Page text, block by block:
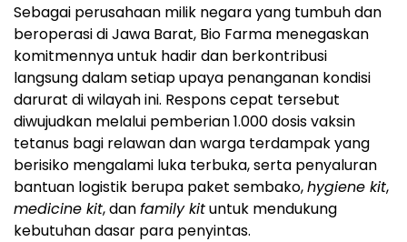
Sebagai perusahaan milik negara yang tumbuh dan
beroperasi di Jawa Barat, Bio Farma menegaskan
komitmennya untuk hadir dan berkontribusi
langsung dalam setiap upaya penanganan kondisi
darurat di wilayah ini. Respons cepat tersebut
diwujudkan melalui pemberian 1.000 dosis vaksin
tetanus bagi relawan dan warga terdampak yang
berisiko mengalami luka terbuka, serta penyaluran
bantuan logistik berupa paket sembako,hygiene kit,
medicine kit, danfamily kituntuk mendukung
kebutuhan dasar para penyintas.